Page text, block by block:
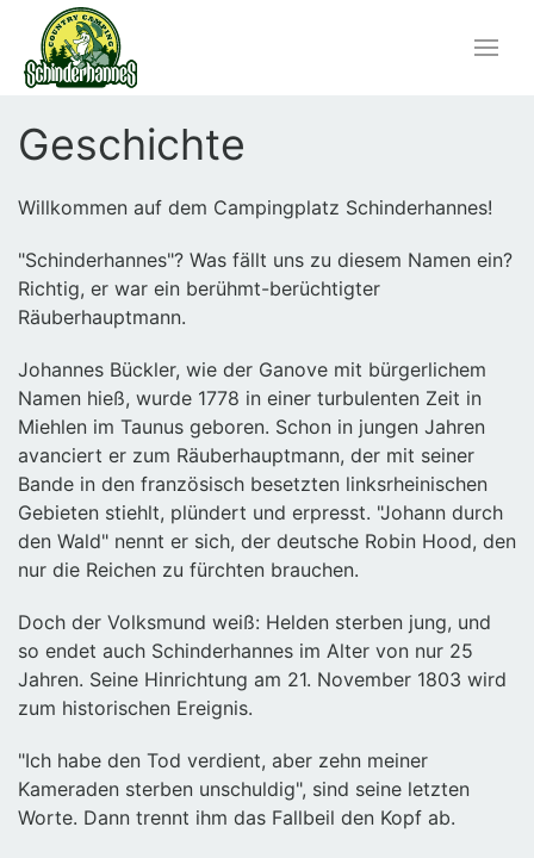
Geschichte
Willkommen auf dem Campingplatz Schinderhannes!
"Schinderhannes"? Was fällt uns zu diesem Namen ein?
Richtig, er war ein berühmt-berüchtigter
Räuberhauptmann.
Johannes Bückler, wie der Ganove mit bürgerlichem
Namen hieß, wurde 1778 in einer turbulenten Zeit in
Miehlen im Taunus geboren. Schon in jungen Jahren
avanciert er zum Räuberhauptmann, der mit seiner
Bande in den französisch besetzten linksrheinischen
Gebieten stiehlt, plündert und erpresst. "Johann durch
den Wald" nennt er sich, der deutsche Robin Hood, den
nur die Reichen zu fürchten brauchen.
Doch der Volksmund weiß: Helden sterben jung, und
so endet auch Schinderhannes im Alter von nur 25
Jahren. Seine Hinrichtung am 21. November 1803 wird
zum historischen Ereignis.
"Ich habe den Tod verdient, aber zehn meiner
Kameraden sterben unschuldig", sind seine letzten
Worte. Dann trennt ihm das Fallbeil den Kopf ab.